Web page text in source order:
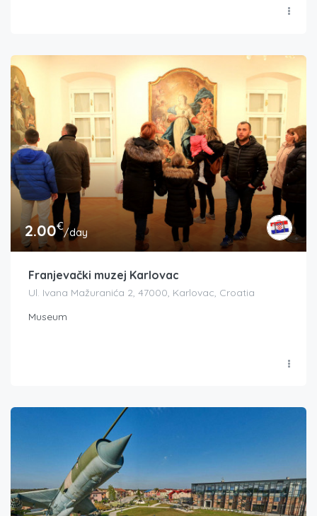
2.00€/day
Franjevački muzej Karlovac
Ul. Ivana Mažuranića 2, 47000, Karlovac, Croatia
Museum